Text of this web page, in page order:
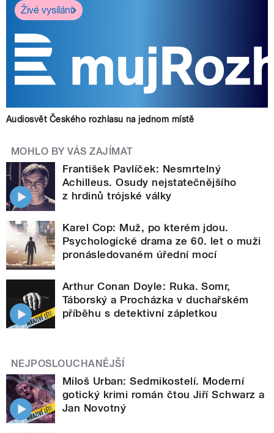
Živé vysílání
Audiosvět Českého rozhlasu na jednom místě
MOHLO BY VÁS ZAJÍMAT
František Pavlíček: Nesmrtelný
Achilleus. Osudy nejstatečnějšího
z hrdinů trójské války
Karel Cop: Muž, po kterém jdou.
Psychologické drama ze 60. let o muži
pronásledovaném úřední mocí
Arthur Conan Doyle: Ruka. Somr,
Táborský a Procházka v duchařském
příběhu s detektivní zápletkou
NEJPOSLOUCHANĚJŠÍ
Miloš Urban: Sedmikostelí. Moderní
gotický krimi román čtou Jiří Schwarz a
Jan Novotný